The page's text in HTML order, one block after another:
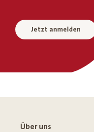
Jetzt anmelden
Über uns